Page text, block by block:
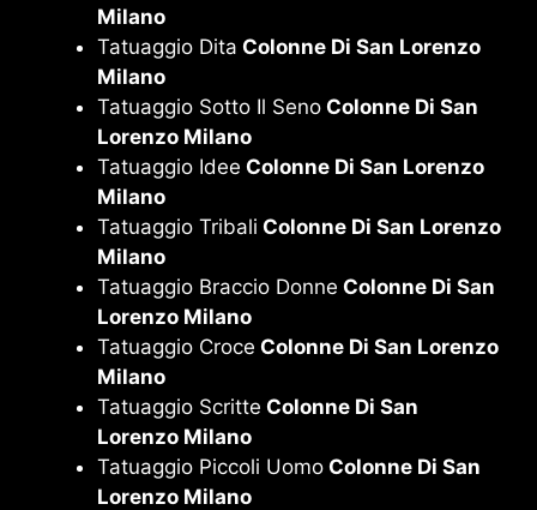
Milano
Tatuaggio Dita Colonne Di San Lorenzo
Milano
Tatuaggio Sotto Il Seno Colonne Di San
Lorenzo Milano
Tatuaggio Idee Colonne Di San Lorenzo
Milano
Tatuaggio Tribali Colonne Di San Lorenzo
Milano
Tatuaggio Braccio Donne Colonne Di San
Lorenzo Milano
Tatuaggio Croce Colonne Di San Lorenzo
Milano
Tatuaggio Scritte Colonne Di San
Lorenzo Milano
Tatuaggio Piccoli Uomo Colonne Di San
Lorenzo Milano